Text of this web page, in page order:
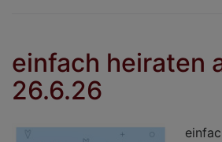
einfach heiraten
26.6.26